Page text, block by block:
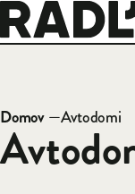
Na začetno stran
Drobtinice
Domov—Avtodomi